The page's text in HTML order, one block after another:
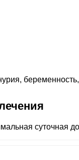
беременность,
суточная